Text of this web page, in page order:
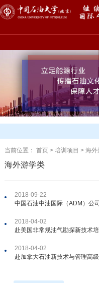
当前位置： 首页> 培训项目 > 海外
海外游学类
2018-09-22
中国石油中油国际（ADM）公
2018-04-02
赴美国非常规油气勘探新技术
2018-04-02
赴加拿大石油新技术与管理高